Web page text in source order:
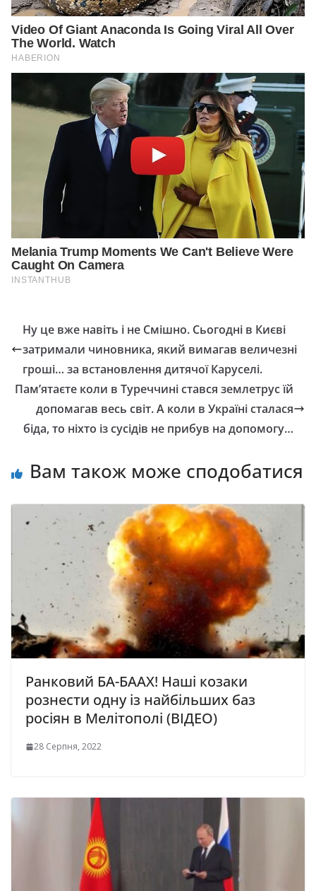
Ну це вже навіть і не Смішно. Сьогодні в Києві
затримали чиновника, який вимагав величезні
гроші… за встановлення дитячої Каруселі.
Пам’ятаєте коли в Туpеччині стався землетpус їй
допомагав весь світ. А коли в Україні сталася
біда, то ніхто із сусідів не прибув на допомогу…
Вам також може сподобатися
Ранковий БА-БААХ! Наші козаки
рознести одну із найбільших баз
росіян в Мелітополі (ВІДЕО)
28 Серпня, 2022